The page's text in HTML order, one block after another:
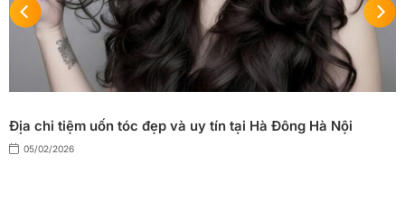
Địa chỉ tiệm uốn tóc đẹp và uy tín tại Hà Đông Hà Nội
05/02/2026